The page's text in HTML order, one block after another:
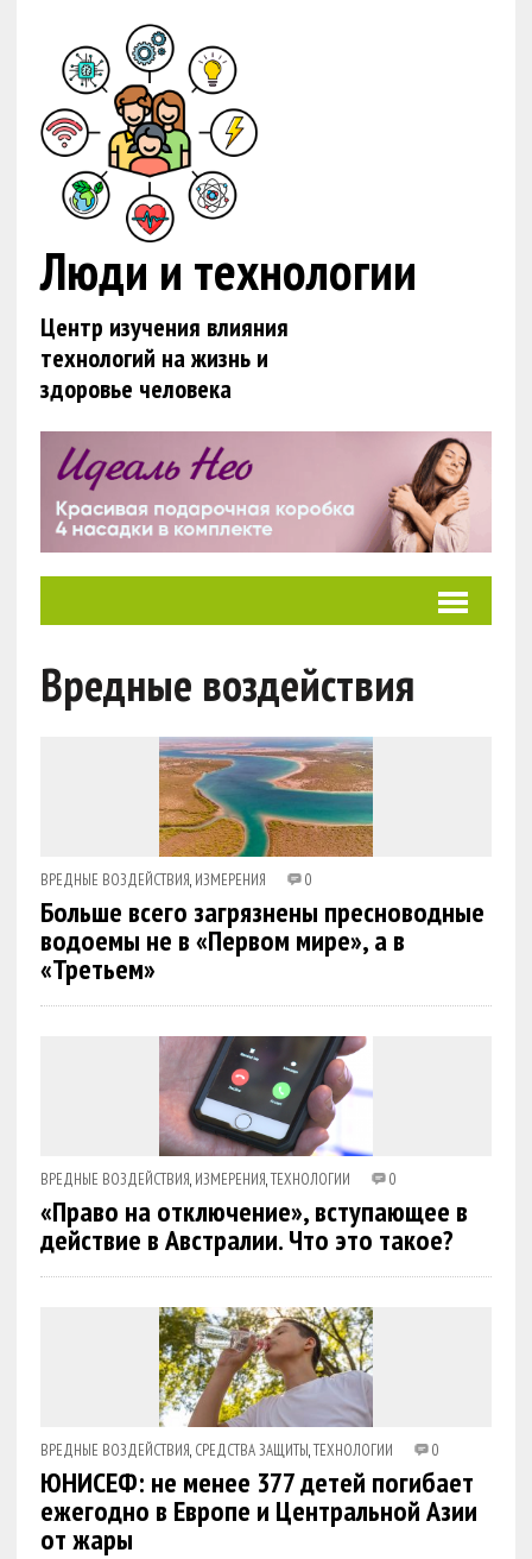
Люди и технологии
Центр изучения влияния
технологий на жизнь и
здоровье человека
Вредные воздействия
ВРЕДНЫЕ ВОЗДЕЙСТВИЯ, ИЗМЕРЕНИЯ 0
Больше всего загрязнены пресноводные
водоемы не в «Первом мире», а в
«Третьем»
ВРЕДНЫЕ ВОЗДЕЙСТВИЯ, ИЗМЕРЕНИЯ,ТЕХНОЛОГИИ 0
«Право на отключение», вступающее в
действие в Австралии. Что это такое?
ВРЕДНЫЕ ВОЗДЕЙСТВИЯ, СРЕДСТВА ЗАЩИТЫ,ТЕХНОЛОГИИ 0
ЮНИСЕФ: не менее 377 детей погибает
ежегодно в Европе и Центральной Азии
от жары